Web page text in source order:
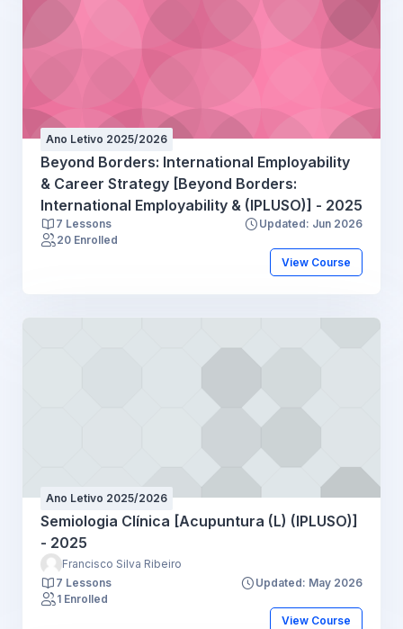
Ano Letivo 2025/2026
Beyond Borders: International Employability
& Career Strategy [Beyond Borders:
International Employability & (IPLUSO)] - 2025
7 Lessons
Updated: Jun 2026
20 Enrolled
View Course
Ano Letivo 2025/2026
Semiologia Clínica [Acupuntura (L) (IPLUSO)]
- 2025
Francisco Silva Ribeiro
7 Lessons
Updated: May 2026
1 Enrolled
View Course